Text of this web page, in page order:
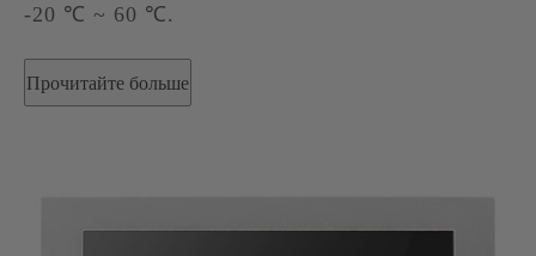
-20 ℃ ~ 60 ℃.
Прочитайте больше